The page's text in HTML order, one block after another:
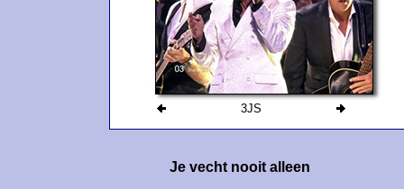
3JS
Je vecht nooit alleen